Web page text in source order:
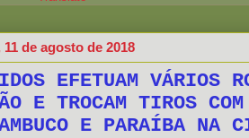
11 de agosto de 2018
EFETUAM VÁRIOS
E TROCAM TIROS
E PARAÍBA NA